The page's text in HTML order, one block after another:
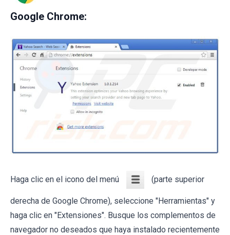
Google Chrome:
Haga clic en el icono del menú (parte superior
derecha de Google Chrome), seleccione "Herramientas" y
haga clic en "Extensiones". Busque los complementos de
navegador no deseados que haya instalado recientemente